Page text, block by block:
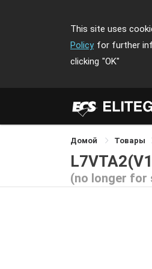
This site uses
Policy for further
clicking "OK"
Домой Товары
(no longer for